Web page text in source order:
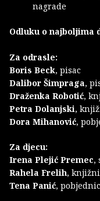
nagrade
Odluku o najboljima
Za odrasle:
Boris Beck, pisac
Dalibor Šimpraga,
Draženka Robotić,
Petra Dolanjski,
Dora Mihanović,
Za djecu:
Irena Plejić Premec,
Rahela Frelih,
Tena Panić,